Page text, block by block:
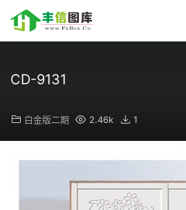
CD-9131
白金版二期 2.46k 1